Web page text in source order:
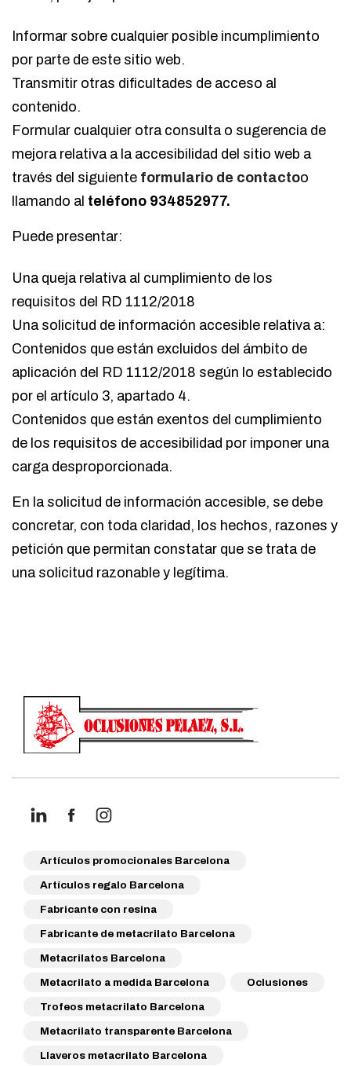
Informar sobre cualquier posible incumplimiento
por parte de este sitio web.
Transmitir otras dificultades de acceso al
contenido.
Formular cualquier otra consulta o sugerencia de
mejora relativa a la accesibilidad del sitio web a
través del siguienteformulario de contactoo
llamando al teléfono 934852977.
Puede presentar:
Una queja relativa al cumplimiento de los
requisitos del RD 1112/2018
Una solicitud de información accesible relativa a:
Contenidos que están excluidos del ámbito de
aplicación del RD 1112/2018 según lo establecido
por el artículo 3, apartado 4.
Contenidos que están exentos del cumplimiento
de los requisitos de accesibilidad por imponer una
carga desproporcionada.
En la solicitud de información accesible, se debe
concretar, con toda claridad, los hechos, razones y
petición que permitan constatar que se trata de
una solicitud razonable y legítima.
Artículos promocionales Barcelona
Artículos regalo Barcelona
Fabricante con resina
Fabricante de metacrilato Barcelona
Metacrilatos Barcelona
Metacrilato a medida Barcelona
Oclusiones
Trofeos metacrilato Barcelona
Metacrilato transparente Barcelona
Llaveros metacrilato Barcelona